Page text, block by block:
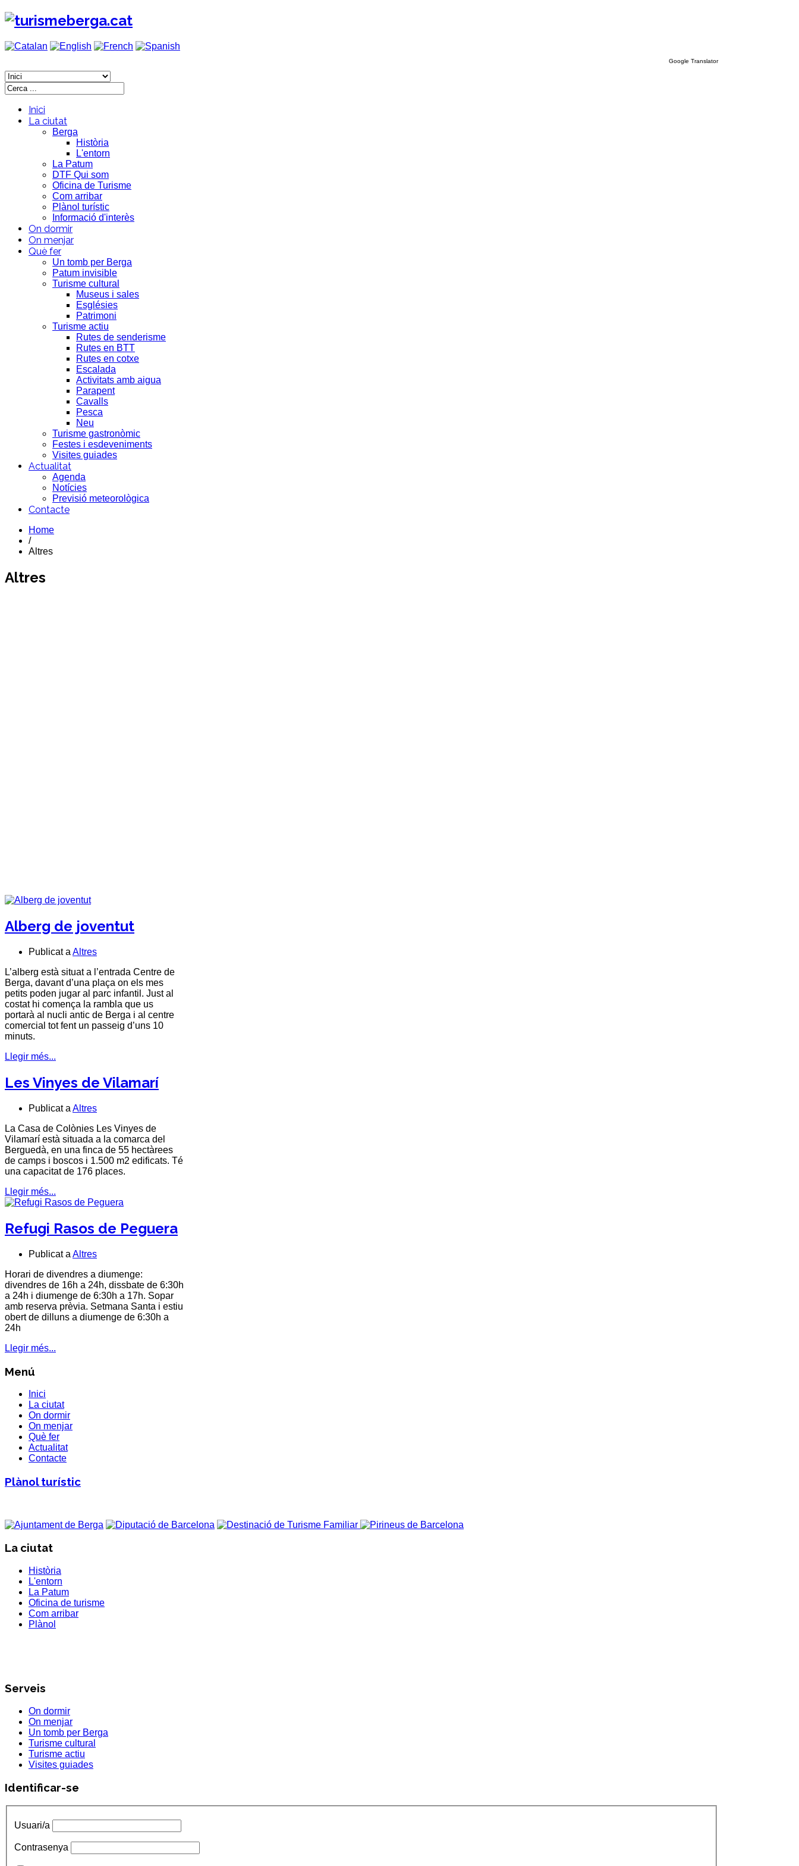
Google Translator
Inici
La ciutat
Berga
Història
L'entorn
La Patum
DTF Qui som
Oficina de Turisme
Com arribar
Plànol turístic
Informació d'interès
On dormir
On menjar
Què fer
Un tomb per Berga
Patum invisible
Turisme cultural
Museus i sales
Esglésies
Patrimoni
Turisme actiu
Rutes de senderisme
Rutes en BTT
Rutes en cotxe
Escalada
Activitats amb aigua
Parapent
Cavalls
Pesca
Neu
Turisme gastronòmic
Festes i esdeveniments
Visites guiades
Actualitat
Agenda
Notícies
Previsió meteorològica
Contacte
Home
/
Altres
Altres
Alberg de joventut
Publicat a Altres
L’alberg està situat a l’entrada Centre de
Berga, davant d’una plaça on els mes
petits poden jugar al parc infantil. Just al
costat hi comença la rambla que us
portarà al nucli antic de Berga i al centre
comercial tot fent un passeig d’uns 10
minuts.
Llegir més...
Les Vinyes de Vilamarí
Publicat a Altres
La Casa de Colònies Les Vinyes de
Vilamarí està situada a la comarca del
Berguedà, en una finca de 55 hectàrees
de camps i boscos i 1.500 m2 edificats. Té
una capacitat de 176 places.
Llegir més...
Refugi Rasos de Peguera
Publicat a Altres
Horari de divendres a diumenge:
divendres de 16h a 24h, dissbate de 6:30h
a 24h i diumenge de 6:30h a 17h. Sopar
amb reserva prèvia. Setmana Santa i estiu
obert de dilluns a diumenge de 6:30h a
24h
Llegir més...
Menú
Inici
La ciutat
On dormir
On menjar
Què fer
Actualitat
Contacte
Plànol turístic
La ciutat
Història
L'entorn
La Patum
Oficina de turisme
Com arribar
Plànol
Serveis
On dormir
On menjar
Un tomb per Berga
Turisme cultural
Turisme actiu
Visites guiades
Identificar-se
Usuari/a
Contrasenya